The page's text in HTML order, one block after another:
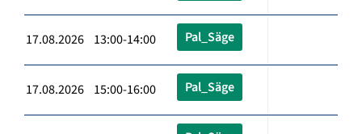
17.08.2026 13:00-14:00 Pal_Säge
17.08.2026 15:00-16:00 Pal_Säge